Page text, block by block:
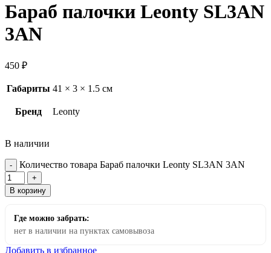
Бараб палочки Leonty SL3AN
3AN
450 ₽
Габариты 41 × 3 × 1.5 см
Бренд Leonty
В наличии
Количество товара Бараб палочки Leonty SL3AN 3AN
В корзину
Где можно забрать:
нет в наличии на пунктах самовывоза
Добавить в избранное